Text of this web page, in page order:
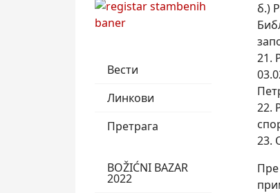
Вести
Линкови
Претрага
BOŽIĆNI BAZAR
2022
б.)
21.
22.
23.
Пре